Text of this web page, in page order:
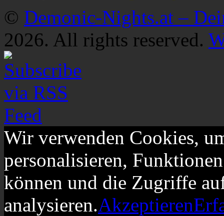
© Demonic-Nights.at –
2026. All rights reserved.
Wir verwenden Cookies,
personalisieren,
können und die Zugriffe
analysieren.Akzeptieren